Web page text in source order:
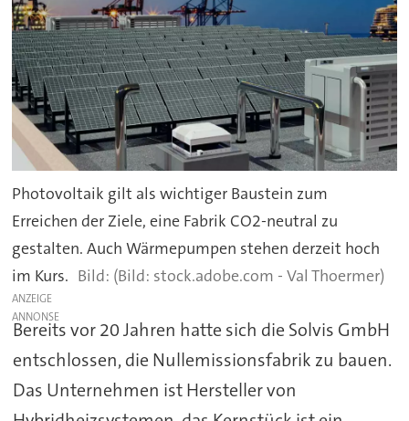
Photovoltaik gilt als wichtiger Baustein zum
Erreichen der Ziele, eine Fabrik CO2-neutral zu
gestalten. Auch Wärmepumpen stehen derzeit hoch
im Kurs.
(Bild: stock.adobe.com - Val Thoermer)
ANZEIGE
Bereits vor 20 Jahren hatte sich die Solvis GmbH
entschlossen, die Nullemissionsfabrik zu bauen.
Das Unternehmen ist Hersteller von